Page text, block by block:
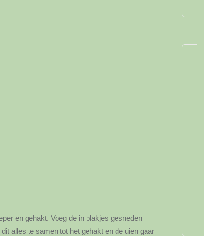
en gehakt. Voeg de in plakjes gesneden
alles te samen tot het gehakt en de uien gaar